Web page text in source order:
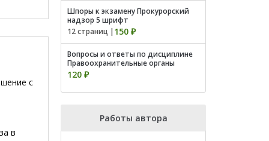
с
в
Шпоры к экзамену Прокурорский
надзор 5 шрифт
12 страниц | 150 ₽
Вопросы и ответы по дисциплине
Правоохранительные органы
120 ₽
Работы автора